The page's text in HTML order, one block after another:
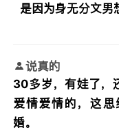
是因为身无分文男
说真的
30多岁，有娃了，
爱情爱情的，这
婚。